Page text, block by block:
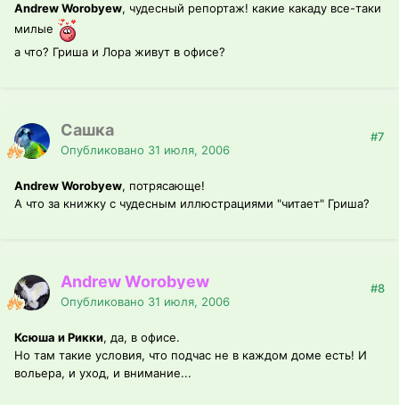
Andrew Worobyew, чудесный репортаж! какие какаду все-таки
милые
а что? Гриша и Лора живут в офисе?
Сашка
Опубликовано 31 июля, 2006
#7
Andrew Worobyew, потрясающе!
А что за книжку с чудесным иллюстрациями "читает" Гриша?
Andrew Worobyew
Опубликовано 31 июля, 2006
#8
Ксюша и Рикки, да, в офисе.
Но там такие условия, что подчас не в каждом доме есть! И
вольера, и уход, и внимание...